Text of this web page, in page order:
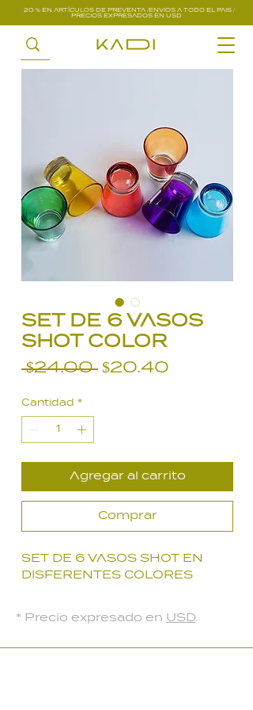
20 % EN ARTÍCULOS DE PREVENTA /ENVIOS A TODO EL PAIS /
PRECIOS EXPRESADOS EN USD
SET DE 6 VASOS
SHOT COLOR
$24.00 Precio
$20.40
Cantidad *
Agregar al carrito
Comprar
SET DE 6 VASOS SHOT EN
DISFERENTES COLORES
* Precio expresado en USD.